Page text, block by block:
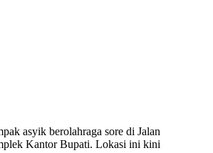
asyik berolahraga sore di Jalan
Kantor Bupati. Lokasi ini kini